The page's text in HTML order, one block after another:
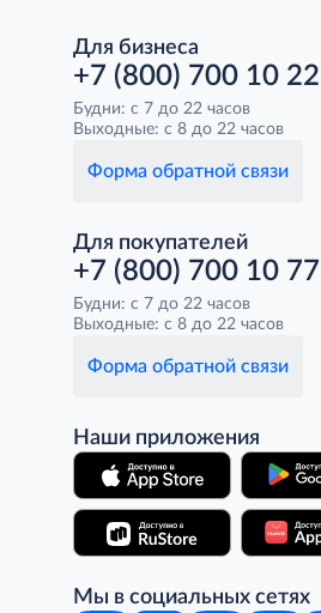
Для бизнеса
+7 (800) 700 10 22
Будни: с 7 до 22 часов
Выходные: с 8 до 22 часов
Форма обратной связи
Для покупателей
+7 (800) 700 10 77
Будни: с 7 до 22 часов
Выходные: с 8 до 22 часов
Форма обратной связи
Наши приложения
Мы в социальных сетях